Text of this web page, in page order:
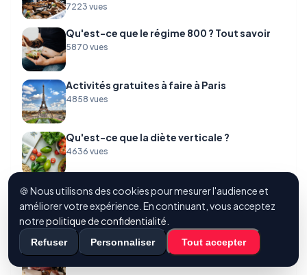
7223 vues
Qu'est-ce que le régime 800 ? Tout savoir
5870 vues
Activités gratuites à faire à Paris
4858 vues
Qu'est-ce que la diète verticale ?
4636 vues
Techniques efficaces pour fermer un sac
plastique alimentaire et conserver la
fraîcheur
4124 vues
Les meilleurs cafés pour le travail à Paris
🍪 Nous utilisons des cookies pour mesurer l'audience et
améliorer votre expérience. En continuant, vous acceptez
notrepolitique de confidentialité
Refuser Personnaliser Tout accepter